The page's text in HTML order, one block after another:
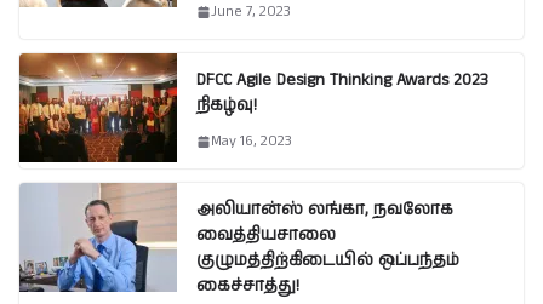
June 7, 2023
DFCC Agile Design Thinking Awards 2023
நிகழ்வு!
May 16, 2023
அலியான்ஸ் லங்கா, நவலோக
வைத்தியசாலை
குழுமத்திற்கிடையில் ஒப்பந்தம்
கைச்சாத்து!